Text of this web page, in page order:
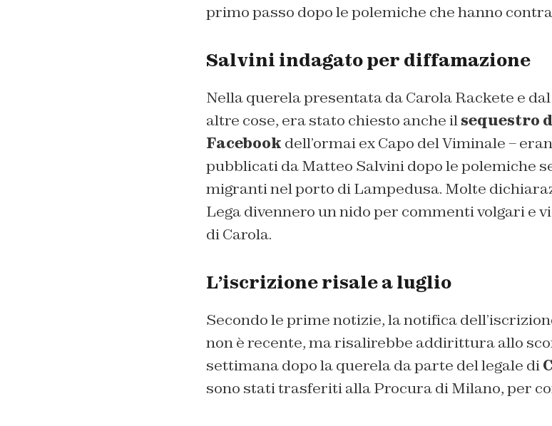
primo passo dopo le polemiche che hanno
Salvini indagato per diffamazione
Nella querela presentata da Carola Rackete e
altre cose, era stato chiesto anche ilsequestro
Facebook dell’ormai ex Capo del Viminale –
pubblicati da Matteo Salvini dopo le polemiche
migranti nel porto di Lampedusa. Molte
Lega divennero un nido per commenti volgari e
di Carola.
L’iscrizione risale a luglio
Secondo le prime notizie, la notifica
non è recente, ma risalirebbe addirittura allo
settimana dopo la querela da parte del legale di
sono stati trasferiti alla Procura di Milano, per